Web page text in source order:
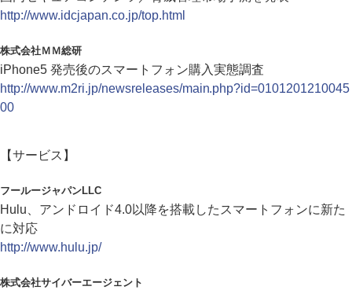
http://www.idcjapan.co.jp/top.html
株式会社ＭＭ総研
iPhone5 発売後のスマートフォン購入実態調査
http://www.m2ri.jp/newsreleases/main.php?id=0101201210045
00
【サービス】
フールージャパンLLC
Hulu、アンドロイド4.0以降を搭載したスマートフォンに新た
に対応
http://www.hulu.jp/
株式会社サイバーエージェント